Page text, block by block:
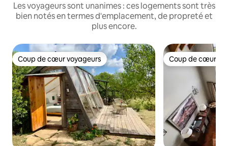
Les voyageurs sont unanimes : ces logements sont très
bien notés en termes d'emplacement, de propreté et
plus encore.
Coup de cœur voyageurs
Coup de cœur voyageurs Coup de cœur
Coup de cœur